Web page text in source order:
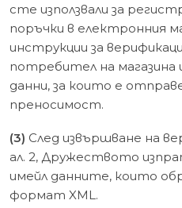
сте използвали за
поръчки в електронния
инструкции за
потребител на магазина
данни, за които е
преносимост.
(3) След извършване на
ал. 2, Дружеството
имейл данните, които
формат XML.